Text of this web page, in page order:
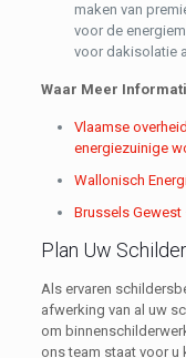
maken van
voor de
voor dakisolatie
Waar Meer
Vlaamse
energiezuinige
Wallonisch
Brussels
Plan Uw
Als ervaren
afwerking van al uw
om
ons team staat voor u